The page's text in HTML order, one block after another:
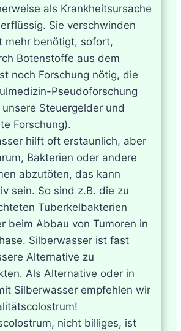
als Krankheitsursache
Sie verschwinden
mehr benötigt, sofort,
Botenstoffe aus dem
noch Forschung nötig, die
Pseudoforschung
Steuergelder und
Forschung).
hilft oft erstaunlich, aber
Bakterien oder andere
abzutöten, das kann
sein. So sind z.B. die zu
Tuberkelbakterien
beim Abbau von Tumoren in
Silberwasser ist fast
Alternative zu
Als Alternative oder in
Silberwasser empfehlen wir
nicht billiges, ist